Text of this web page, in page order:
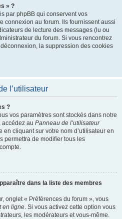
» ?
par phpBB qui conservent vos
connexion au forum. Ils fournissent aussi
de lecture des messages (lu ou
du forum. Si vous rencontrez
la suppression des cookies
l’utilisateur
?
vos paramètres sont stockés dans notre
accédez au Panneau de l’utilisateur
cliquant sur votre nom d’utilisateur en
permettra de modifier tous les
dans la liste des membres
onglet « Préférences du forum », vous
en ligne. Si vous activez cette option vous
les modérateurs et vous-même.